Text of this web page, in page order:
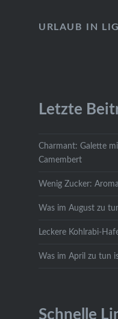
URLAUB IN
Letzte
Charmant: Galette
Camembert
Wenig Zucker:
Was im August zu
Leckere Kohlrabi-
Was im April zu tun
Schnelle